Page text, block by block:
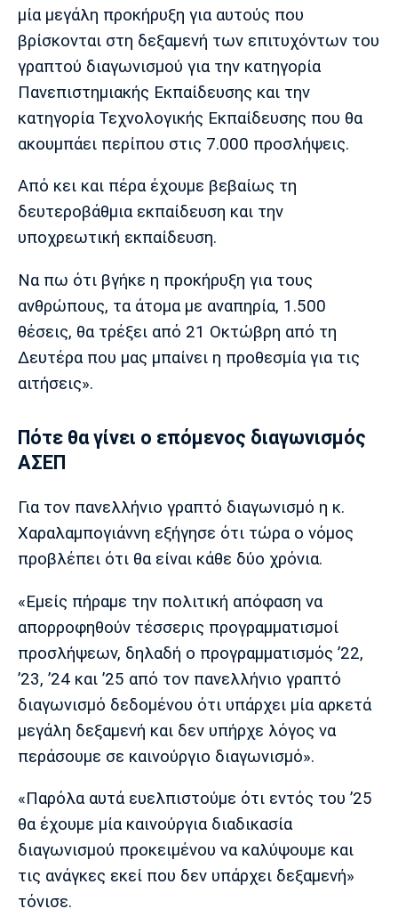
μία μεγάλη προκήρυξη για αυτούς που
βρίσκονται στη δεξαμενή των επιτυχόντων του
γραπτού διαγωνισμού για την κατηγορία
Πανεπιστημιακής Εκπαίδευσης και την
κατηγορία Τεχνολογικής Εκπαίδευσης που θα
ακουμπάει περίπου στις 7.000 προσλήψεις.
Από κει και πέρα έχουμε βεβαίως τη
δευτεροβάθμια εκπαίδευση και την
υποχρεωτική εκπαίδευση.
Να πω ότι βγήκε η προκήρυξη για τους
ανθρώπους, τα άτομα με αναπηρία, 1.500
θέσεις, θα τρέξει από 21 Οκτώβρη από τη
Δευτέρα που μας μπαίνει η προθεσμία για τις
αιτήσεις».
Πότε θα γίνει ο επόμενος διαγωνισμός
ΑΣΕΠ
Για τον πανελλήνιο γραπτό διαγωνισμό η κ.
Χαραλαμπογιάννη εξήγησε ότι τώρα ο νόμος
προβλέπει ότι θα είναι κάθε δύο χρόνια.
«Εμείς πήραμε την πολιτική απόφαση να
απορροφηθούν τέσσερις προγραμματισμοί
προσλήψεων, δηλαδή ο προγραμματισμός ’22,
’23, ’24 και ’25 από τον πανελλήνιο γραπτό
διαγωνισμό δεδομένου ότι υπάρχει μία αρκετά
μεγάλη δεξαμενή και δεν υπήρχε λόγος να
περάσουμε σε καινούργιο διαγωνισμό».
«Παρόλα αυτά ευελπιστούμε ότι εντός του ’25
θα έχουμε μία καινούργια διαδικασία
διαγωνισμού προκειμένου να καλύψουμε και
τις ανάγκες εκεί που δεν υπάρχει δεξαμενή»
τόνισε.